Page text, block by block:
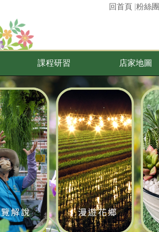
粉絲團
回首頁
課程研習 店家地圖